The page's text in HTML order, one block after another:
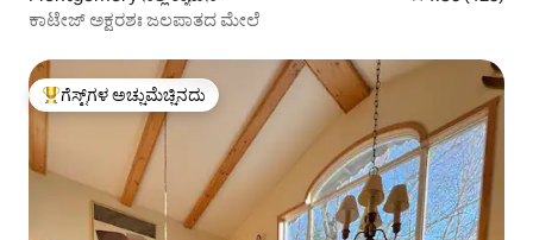
ಕಾಟೇಜ್ ಅಕ್ಷರಶಃ ಜಲಪಾತದ ಮೇಲೆ
ಗೆಸ್ಟ್‌ಗಳಿಗೆ ಅತಿ ಹೆಚ್ಚು ಅಚ್ಚುಮೆಚ್ಚಿನದು
ಗೆಸ್ಟ್‌ಗಳ ಅಚ್ಚುಮೆಚ್ಚಿನದು